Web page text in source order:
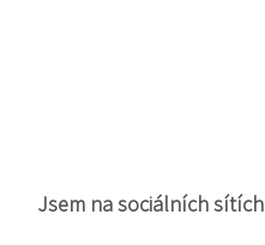
Jsem na sociálních sítích